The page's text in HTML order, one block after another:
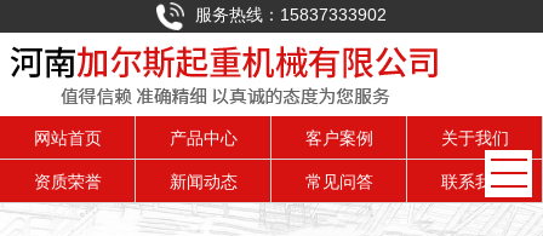
服务热线：15837333902
网站首页 产品中心 客户案例 关于我们
资质荣誉 新闻动态 常见问答 联系我们